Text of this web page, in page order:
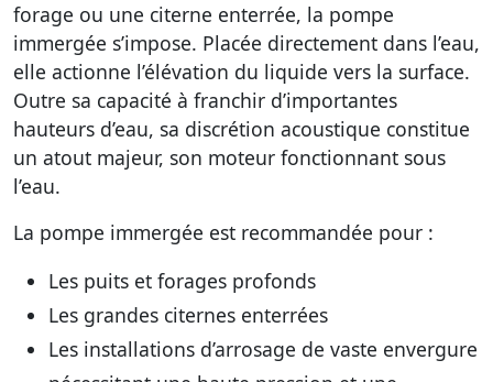
forage ou une citerne enterrée, la pompe
immergée s’impose. Placée directement dans l’eau,
elle actionne l’élévation du liquide vers la surface.
Outre sa capacité à franchir d’importantes
hauteurs d’eau, sa discrétion acoustique constitue
un atout majeur, son moteur fonctionnant sous
l’eau.
La pompe immergée est recommandée pour :
Les puits et forages profonds
Les grandes citernes enterrées
Les installations d’arrosage de vaste envergure